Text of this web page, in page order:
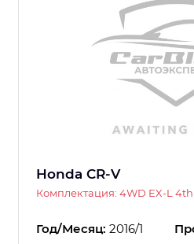
Honda CR-V
Комплектация: 4WD EX-L 4th
Год/Месяц: 2016/1